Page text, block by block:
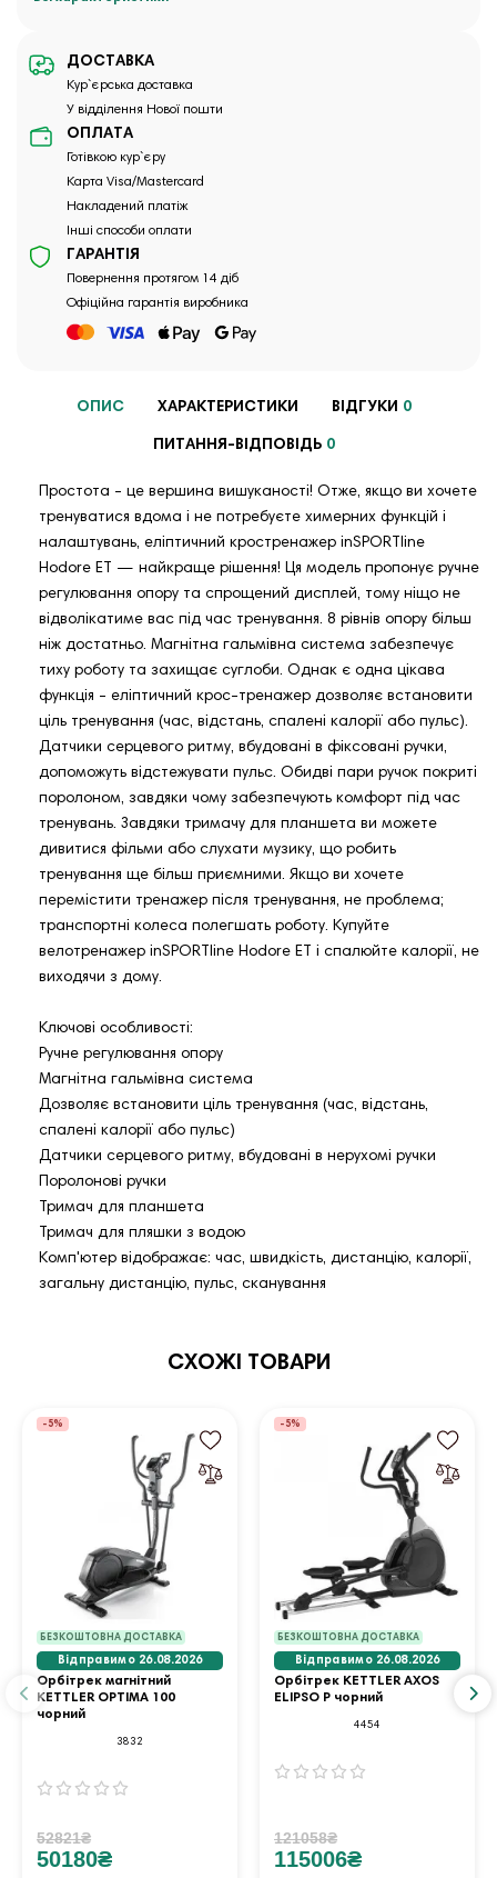
ДОСТАВКА
Кур`єрська доставка
У відділення Нової пошти
ОПЛАТА
Готівкою кур`єру
Карта Visa/Mastercard
Накладений платіж
Інші способи оплати
ГАРАНТІЯ
Повернення протягом 14 діб
Офіційна гарантія виробника
ОПИС ХАРАКТЕРИСТИКИ ВІДГУКИ 0
ПИТАННЯ-ВІДПОВІДЬ 0
Простота - це вершина вишуканості! Отже, якщо ви хочете
тренуватися вдома і не потребуєте химерних функцій і
налаштувань, еліптичний кростренажер inSPORTline
Hodore ET — найкраще рішення! Ця модель пропонує ручне
регулювання опору та спрощений дисплей, тому ніщо не
відволікатиме вас під час тренування. 8 рівнів опору більш
ніж достатньо. Магнітна гальмівна система забезпечує
тиху роботу та захищає суглоби. Однак є одна цікава
функція - еліптичний крос-тренажер дозволяє встановити
ціль тренування (час, відстань, спалені калорії або пульс).
Датчики серцевого ритму, вбудовані в фіксовані ручки,
допоможуть відстежувати пульс. Обидві пари ручок покриті
поролоном, завдяки чому забезпечують комфорт під час
тренувань. Завдяки тримачу для планшета ви можете
дивитися фільми або слухати музику, що робить
тренування ще більш приємними. Якщо ви хочете
перемістити тренажер після тренування, не проблема;
транспортні колеса полегшать роботу. Купуйте
велотренажер inSPORTline Hodore ET і спалюйте калорії, не
виходячи з дому.
Ключові особливості:
Ручне регулювання опору
Магнітна гальмівна система
Дозволяє встановити ціль тренування (час, відстань,
спалені калорії або пульс)
Датчики серцевого ритму, вбудовані в нерухомі ручки
Поролонові ручки
Тримач для планшета
Тримач для пляшки з водою
Комп'ютер відображає: час, швидкість, дистанцію, калорії,
загальну дистанцію, пульс, сканування
СХОЖІ ТОВАРИ
БЕЗКОШТОВНА ДОСТАВКА
-5%
Відправимо 26.08.2026
Орбітрек магнітний
KETTLER OPTIMA 100
чорний
3832
52821₴
50180₴
БЕЗКОШТОВНА ДОСТАВКА
-5%
Відправимо 26.08.2026
Орбітрек KETTLER AXOS
ELIPSO P чорний
4454
121058₴
115006₴